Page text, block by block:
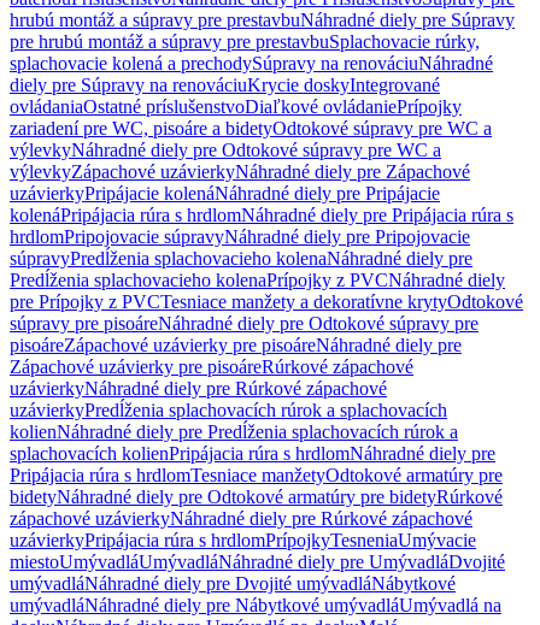
hrubú montáž a súpravy pre prestavbuNáhradné diely pre Súpravy
pre hrubú montáž a súpravy pre prestavbuSplachovacie rúrky,
splachovacie kolená a prechodySúpravy na renováciuNáhradné
diely pre Súpravy na renováciuKrycie doskyIntegrované
ovládaniaOstatné príslušenstvoDiaľkové ovládaniePrípojky
zariadení pre WC, pisoáre a bidetyOdtokové súpravy pre WC a
výlevkyNáhradné diely pre Odtokové súpravy pre WC a
výlevkyZápachové uzávierkyNáhradné diely pre Zápachové
uzávierkyPripájacie kolenáNáhradné diely pre Pripájacie
kolenáPripájacia rúra s hrdlomNáhradné diely pre Pripájacia rúra s
hrdlomPripojovacie súpravyNáhradné diely pre Pripojovacie
súpravyPredĺženia splachovacieho kolenaNáhradné diely pre
Predĺženia splachovacieho kolenaPrípojky z PVCNáhradné diely
pre Prípojky z PVCTesniace manžety a dekoratívne krytyOdtokové
súpravy pre pisoáreNáhradné diely pre Odtokové súpravy pre
pisoáreZápachové uzávierky pre pisoáreNáhradné diely pre
Zápachové uzávierky pre pisoáreRúrkové zápachové
uzávierkyNáhradné diely pre Rúrkové zápachové
uzávierkyPredĺženia splachovacích rúrok a splachovacích
kolienNáhradné diely pre Predĺženia splachovacích rúrok a
splachovacích kolienPripájacia rúra s hrdlomNáhradné diely pre
Pripájacia rúra s hrdlomTesniace manžetyOdtokové armatúry pre
bidetyNáhradné diely pre Odtokové armatúry pre bidetyRúrkové
zápachové uzávierkyNáhradné diely pre Rúrkové zápachové
uzávierkyPripájacia rúra s hrdlomPrípojkyTesneniaUmývacie
miestoUmývadláUmývadláNáhradné diely pre UmývadláDvojité
umývadláNáhradné diely pre Dvojité umývadláNábytkové
umývadláNáhradné diely pre Nábytkové umývadláUmývadlá na